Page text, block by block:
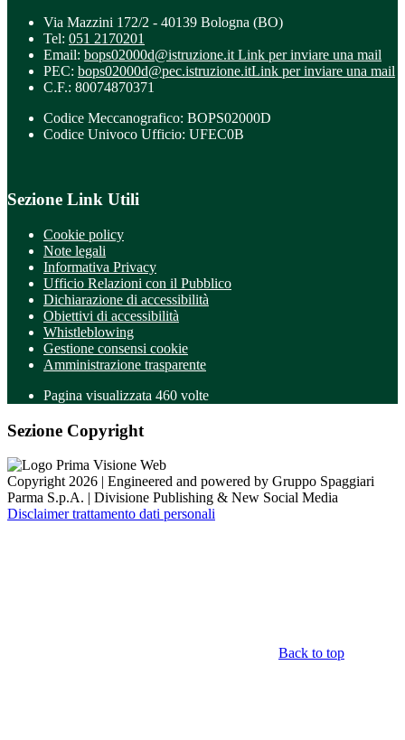
Via Mazzini 172/2 - 40139 Bologna (BO)
Tel: 051 2170201
Email: bops02000d@istruzione.it Link per inviare una mail
PEC: bops02000d@pec.istruzione.itLink per inviare una mail
C.F.: 80074870371
Codice Meccanografico: BOPS02000D
Codice Univoco Ufficio: UFEC0B
Sezione Link Utili
Cookie policy
Note legali
Informativa Privacy
Ufficio Relazioni con il Pubblico
Dichiarazione di accessibilità
Obiettivi di accessibilità
Whistleblowing
Gestione consensi cookie
Amministrazione trasparente
Pagina visualizzata 460 volte
Sezione Copyright
Copyright 2026 | Engineered and powered by Gruppo Spaggiari
Parma S.p.A. | Divisione Publishing & New Social Media
Disclaimer trattamento dati personali
Back to top